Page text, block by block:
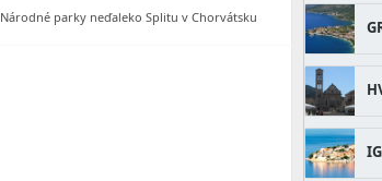
Národné parky neďaleko Splitu v Chorvátsku